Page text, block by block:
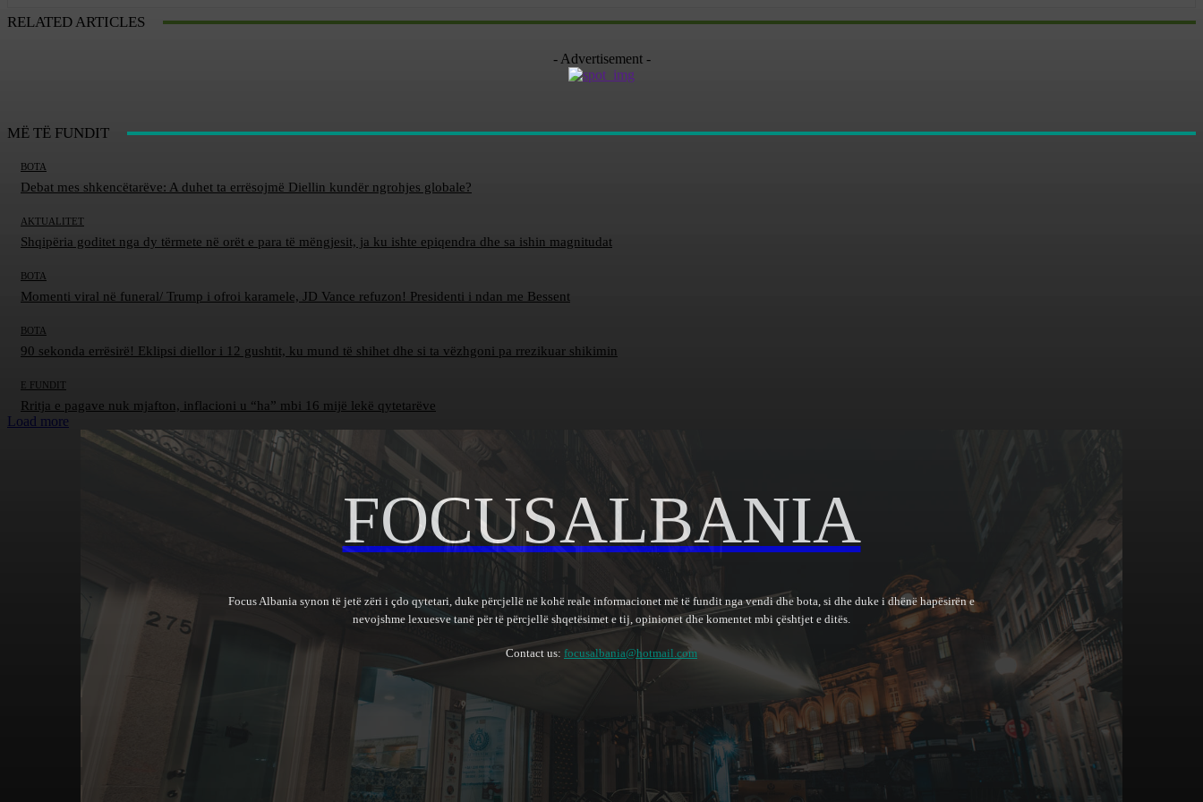
RELATED ARTICLES
- Advertisement -
MË TË FUNDIT
BOTA
Debat mes shkencëtarëve: A duhet ta errësojmë Diellin kundër ngrohjes globale?
AKTUALITET
Shqipëria goditet nga dy tërmete në orët e para të mëngjesit, ja ku ishte epiqendra dhe sa ishin magnitudat
BOTA
Momenti viral në funeral/ Trump i ofroi karamele, JD Vance refuzon! Presidenti i ndan me Bessent
BOTA
90 sekonda errësirë! Eklipsi diellor i 12 gushtit, ku mund të shihet dhe si ta vëzhgoni pa rrezikuar shikimin
E FUNDIT
Rritja e pagave nuk mjafton, inflacioni u “ha” mbi 16 mijë lekë qytetarëve
Load more
FOCUSALBANIA
Focus Albania synon të jetë zëri i çdo qytetari, duke përcjellë në kohë reale informacionet më të fundit nga vendi dhe bota, si dhe duke i dhënë hapësirën e
nevojshme lexuesve tanë për të përcjellë shqetësimet e tij, opinionet dhe komentet mbi çështjet e ditës.
Contact us: focusalbania@hotmail.com